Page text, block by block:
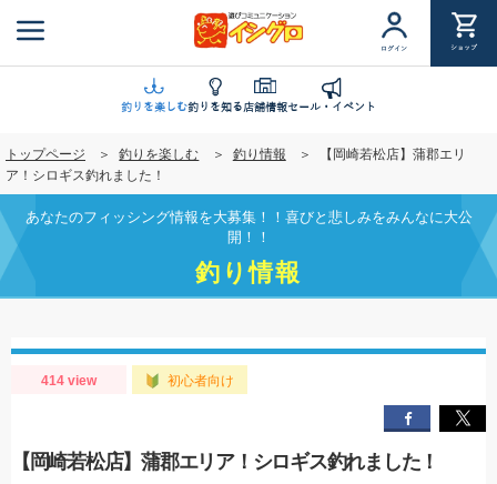
ン
ツ
移
動
ログイン ショップ
釣りを楽しむ釣りを知る店舗情報セール・イベント
トップページ 釣りを楽しむ 釣り情報
【岡崎若松店】蒲郡エリ
ア！シロギス釣れました！
あなたのフィッシング情報を大募集！！喜びと悲しみをみんなに大公
開！！
釣り情報
414 view 初心者向け
【岡崎若松店】蒲郡エリア！シロギス釣れました！